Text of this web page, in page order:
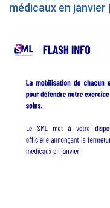
médicaux en janvier